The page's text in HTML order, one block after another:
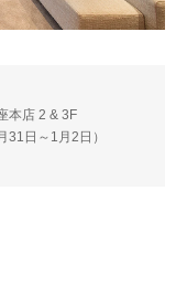
本店 2 & 3F
31日～1月2日）